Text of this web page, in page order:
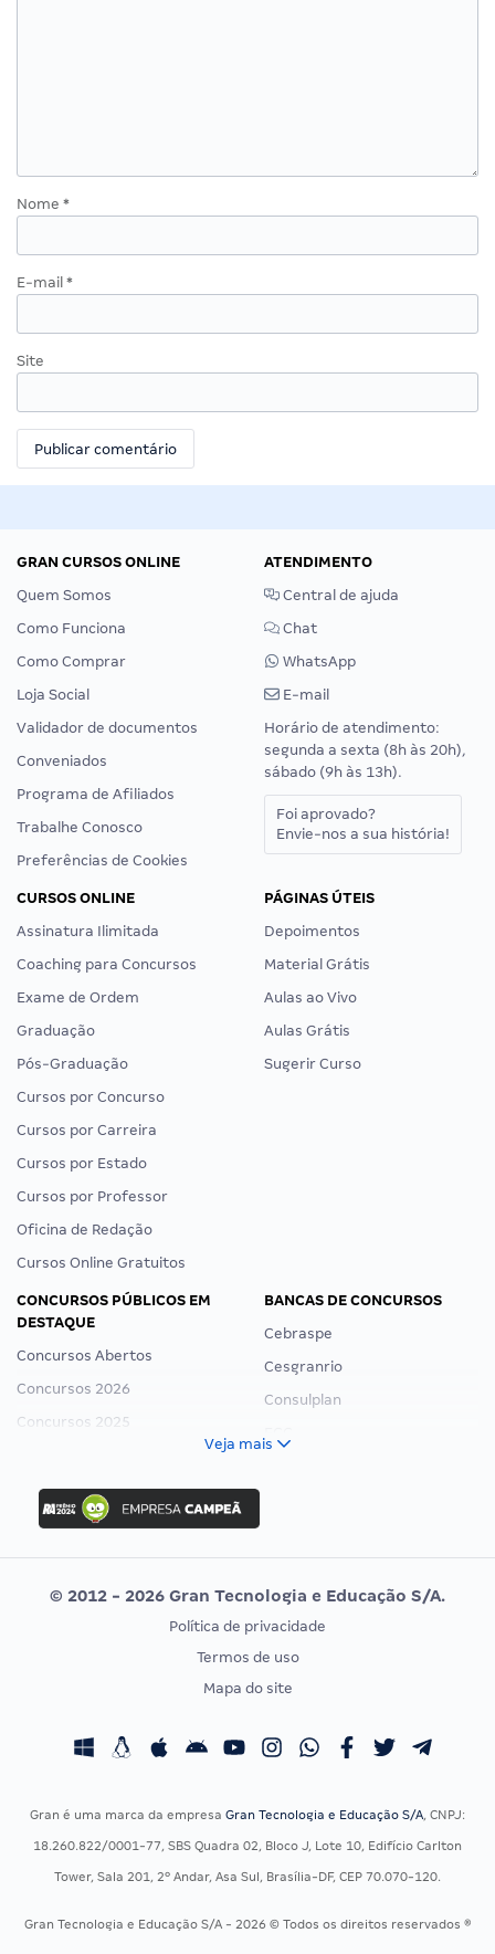
Nome *
E-mail *
Site
GRAN CURSOS ONLINE
Quem Somos
Como Funciona
Como Comprar
Loja Social
Validador de documentos
Conveniados
Programa de Afiliados
Trabalhe Conosco
Preferências de Cookies
ATENDIMENTO
Central de ajuda
Chat
WhatsApp
E-mail
Horário de atendimento:
segunda a sexta (8h às 20h),
sábado (9h às 13h).
Foi aprovado?
Envie-nos a sua história!
CURSOS ONLINE
Assinatura Ilimitada
Coaching para Concursos
Exame de Ordem
Graduação
Pós-Graduação
Cursos por Concurso
Cursos por Carreira
Cursos por Estado
Cursos por Professor
Oficina de Redação
Cursos Online Gratuitos
PÁGINAS ÚTEIS
Depoimentos
Material Grátis
Aulas ao Vivo
Aulas Grátis
Sugerir Curso
CONCURSOS PÚBLICOS EM
DESTAQUE
Concursos Abertos
Concursos 2026
Concursos 2025
Concurso Ibama
Concurso MPU
Editais publicados
BANCAS DE CONCURSOS
Cebraspe
Cesgranrio
Consulplan
Vunesp
CONCURSOS POR PROFISSÃO
Concursos Fiscais
Concursos Saúde
Residência Multiprofissional
EXAME DE ORDEM
Calendário OAB
Veja mais
© 2012 - 2026 Gran Tecnologia e Educação S/A.
Política de privacidade
Termos de uso
Mapa do site
Gran é uma marca da empresa Gran Tecnologia e Educação S/A, CNPJ:
18.260.822/0001-77, SBS Quadra 02, Bloco J, Lote 10, Edifício Carlton
Tower, Sala 201, 2º Andar, Asa Sul, Brasília-DF, CEP 70.070-120.
Gran Tecnologia e Educação S/A - 2026 © Todos os direitos reservados ®